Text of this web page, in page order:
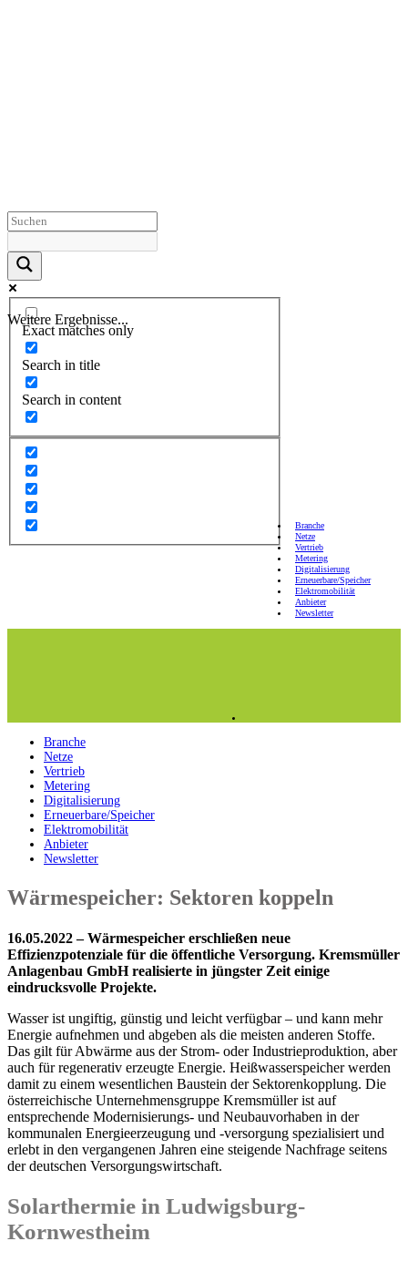
Weitere Ergebnisse...
Exact matches only
Search in title
Search in content
Branche
Netze
Vertrieb
Metering
Digitalisierung
Erneuerbare/Speicher
Elektromobilität
Anbieter
Newsletter
Branche
Netze
Vertrieb
Metering
Digitalisierung
Erneuerbare/Speicher
Elektromobilität
Anbieter
Newsletter
Wärmespeicher: Sektoren koppeln
16.05.2022 – Wärmespeicher erschließen neue
Effizienzpotenziale für die öffentliche Versorgung. Kremsmüller
Anlagenbau GmbH realisierte in jüngster Zeit einige
eindrucksvolle Projekte.
Wasser ist ungiftig, günstig und leicht verfügbar – und kann mehr
Energie aufnehmen und abgeben als die meisten anderen Stoffe.
Das gilt für Abwärme aus der Strom- oder Industrieproduktion, aber
auch für regenerativ erzeugte Energie. Heißwasserspeicher werden
damit zu einem wesentlichen Baustein der Sektorenkopplung. Die
österreichische Unternehmensgruppe Kremsmüller ist auf
entsprechende Modernisierungs- und Neubauvorhaben in der
kommunalen Energieerzeugung und -versorgung spezialisiert und
erlebt in den vergangenen Jahren eine steigende Nachfrage seitens
der deutschen Versorgungswirtschaft.
Solarthermie in Ludwigsburg-
Kornwestheim